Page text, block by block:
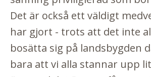
Det är också ett väldigt
har gjort - trots att det inte
bosätta sig på landsbygden
bara att vi alla stannar upp